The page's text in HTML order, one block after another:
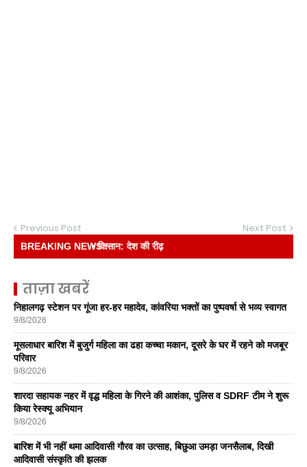
Previous Post Next Post
BREAKING NEWS :• किसान: देश की रीढ़
ताज़ा खबरें
निहालगढ़ स्टेशन पर गूंजा हर-हर महादेव, कांवरिया भक्तों का पुष्पवर्षा से भव्य स्वागत
9/8/2026
मूसलाधार बारिश में बुजुर्ग महिला का ढहा कच्चा मकान, दूसरे के घर में रहने को मजबूर
परिवार
9/8/2026
शारदा सहायक नहर में वृद्ध महिला के गिरने की आशंका, पुलिस व SDRF टीम ने शुरू
किया रेस्क्यू अभियान
9/8/2026
बारिश में भी नहीं थमा आदिवासी गौरव का उत्साह, बिछुआ उमड़ा जनसैलाब, दिखी
आदिवासी संस्कृति की झलक